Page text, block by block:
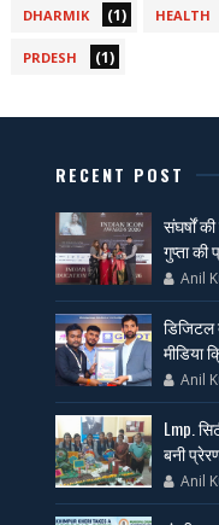
DHARMIK (1) HEALTH
PRDESH (1)
RECENT POST
संघर्षों
गुप्ता की
Anil
डिजिटल
मीडिया
Anil
Lmp.
बनी
Anil